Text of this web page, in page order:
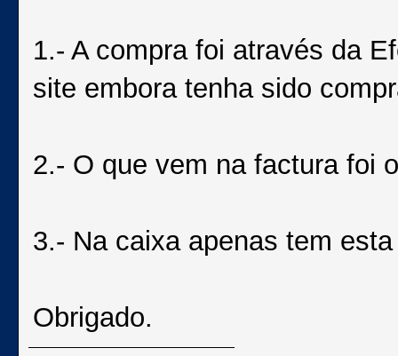
1.- A compra foi através da
site embora tenha sido
2.- O que vem na factura foi
3.- Na caixa apenas tem
Obrigado.